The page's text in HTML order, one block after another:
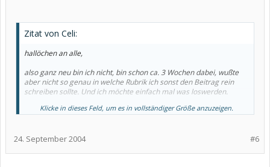
Zitat von Celi:
hallöchen an alle,
also ganz neu bin ich nicht, bin schon ca. 3 Wochen dabei, wußte
aber nicht so genau in welche Rubrik ich sonst den Beitrag rein
schreiben sollte. Und ich möchte einfach mal was loswerden.
Also je mehr ich hier lese um so dummer komme ich mir vor und
auch große Schwierigkeiten mir das alles merken zu können was
Klicke in dieses Feld, um es in vollständiger Größe anzuzeigen.
#6
24. September 2004